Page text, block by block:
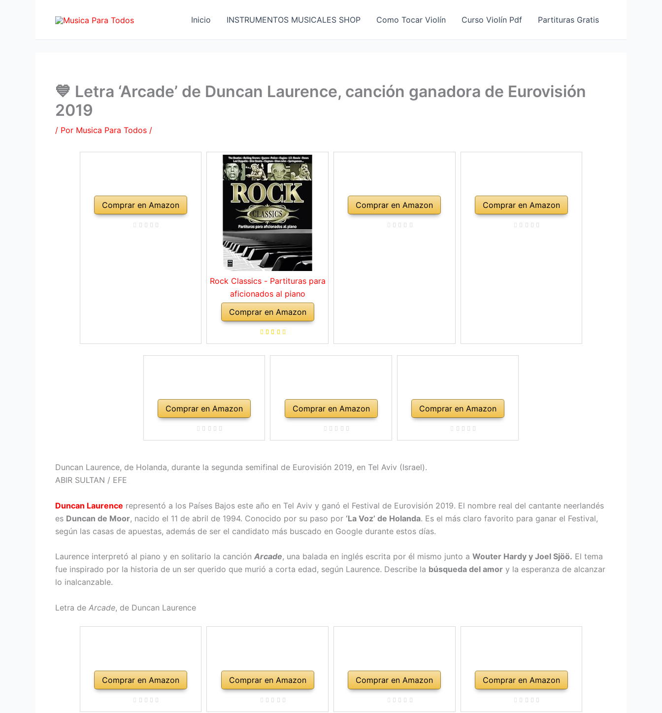
Inicio INSTRUMENTOS MUSICALES SHOP Como Tocar Violín Curso Violín Pdf Partituras Gratis
💙 Letra ‘Arcade’ de Duncan Laurence, canción ganadora de Eurovisión
2019
/ Por Musica Para Todos /
Comprar en Amazon
Rock Classics - Partituras para
aficionados al piano
Comprar en Amazon
Comprar en Amazon Comprar en Amazon
Comprar en Amazon Comprar en Amazon Comprar en Amazon
Duncan Laurence, de Holanda, durante la segunda semifinal de Eurovisión 2019, en Tel Aviv (Israel).
ABIR SULTAN / EFE
Duncan Laurence representó a los Países Bajos este año en Tel Aviv y ganó el Festival de Eurovisión 2019. El nombre real del cantante neerlandés
es Duncan de Moor, nacido el 11 de abril de 1994. Conocido por su paso por ‘La Voz’ de Holanda. Es el más claro favorito para ganar el Festival,
según las casas de apuestas, además de ser el candidato más buscado en Google durante estos días.
Laurence interpretó al piano y en solitario la canción Arcade, una balada en inglés escrita por él mismo junto a Wouter Hardy y Joel Sjöö. El tema
fue inspirado por la historia de un ser querido que murió a corta edad, según Laurence. Describe la búsqueda del amor y la esperanza de alcanzar
lo inalcanzable.
Letra de Arcade, de Duncan Laurence
Comprar en Amazon Comprar en Amazon Comprar en Amazon Comprar en Amazon